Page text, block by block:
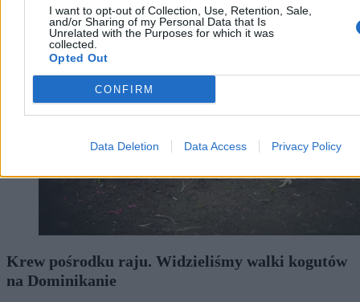
I want to opt-out of Collection, Use, Retention, Sale,
and/or Sharing of my Personal Data that Is
Unrelated with the Purposes for which it was
collected.
Opted Out
CONFIRM
Data Deletion Data Access Privacy Policy
Świat
Krew pośrodku raju. Widzieliśmy walki kogutów
na Dominikanie